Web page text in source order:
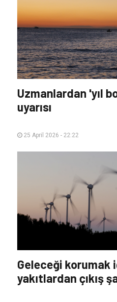
Uzmanlardan 'yıl
uyarısı
25 April 2026 - 22:22
Geleceği korumak
yakıtlardan çıkış